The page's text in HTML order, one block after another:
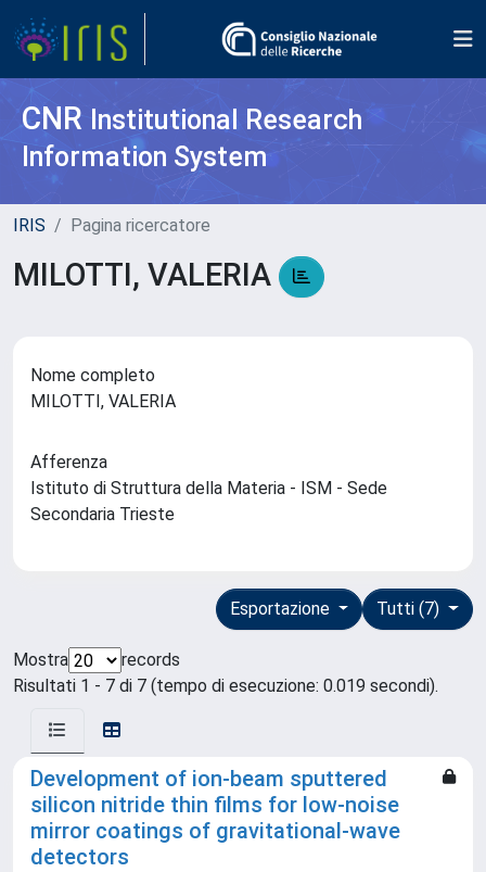
CNR Institutional Research
Information System
IRIS Pagina ricercatore
MILOTTI, VALERIA
Nome completo
MILOTTI, VALERIA
Afferenza
Istituto di Struttura della Materia - ISM - Sede
Secondaria Trieste
Tutti (7)
Esportazione
Mostra
records
Risultati 1 - 7 di 7 (tempo di esecuzione: 0.019 secondi).
Development of ion-beam sputtered
silicon nitride thin films for low-noise
mirror coatings of gravitational-wave
detectors